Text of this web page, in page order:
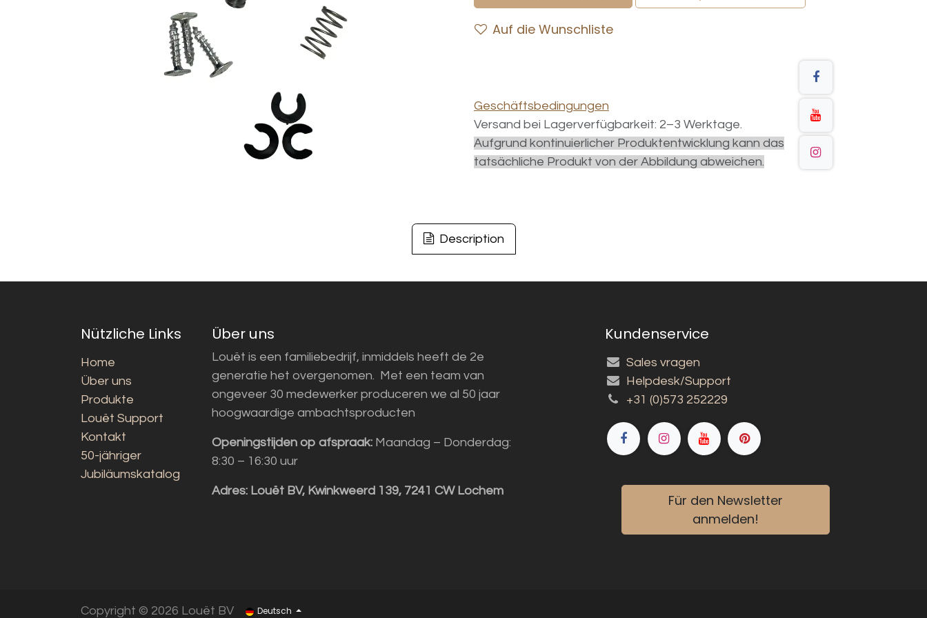
Auf die Wunschliste
Geschäftsbedingungen
Versand bei Lagerverfügbarkeit: 2–3 Werktage.
Aufgrund kontinuierlicher Produktentwicklung kann das
tatsächliche Produkt von der Abbildung abweichen.
Description
Nützliche Links
Home
Über uns
Produkte
Louët Support
Kontakt
50-jähriger
Jubiläumskatalog
Über uns
Louët is een familiebedrijf, inmiddels heeft de 2e
generatie het overgenomen. Met een team van
ongeveer 30 medewerker produceren we al 50 jaar
hoogwaardige ambachtsproducten
Openingstijden op afspraak: Maandag – Donderdag:
8:30 – 16:30 uur
Adres: Louët BV, Kwinkweerd 139, 7241 CW Lochem
Kundenservice
Sales vragen
Helpdesk/Support
+31 (0)573 252229
Für den Newsletter
anmelden!
Copyright © 2026 Louët BV Deutsch